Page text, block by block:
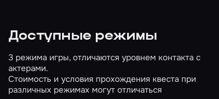
Доступные режимы
3 режима игры, отличаются уровнем контакта с
актерами.
Стоимость и условия прохождения квеста при
различных режимах могут отличаться